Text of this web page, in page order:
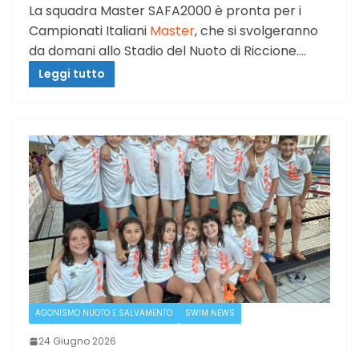
La squadra Master SAFA2000 è pronta per i
Campionati Italiani Master, che si svolgeranno
da domani allo Stadio del Nuoto di Riccione.…
Leggi tutto
AGONISMO NUOTO E SALVAMENTO SWIM NEWS
24 Giugno 2026